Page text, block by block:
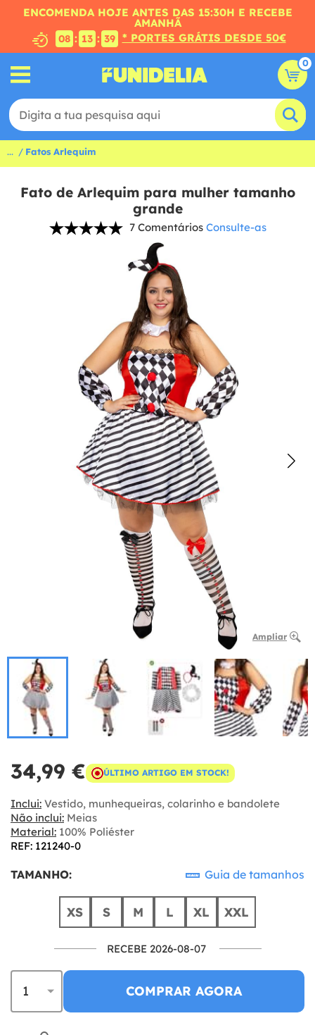
ENCOMENDA HOJE ANTES DAS 15:30H E RECEBE
AMANHÃ
08 : 13 : 38 * PORTES GRÁTIS DESDE 50€
0
... Fatos Arlequim
Fato de Arlequim para mulher tamanho
grande
7 Comentários Consulte-as
Ampliar
34,99 € ÚLTIMO ARTIGO EM STOCK!
Inclui: Vestido, munhequeiras, colarinho e bandolete
Não inclui: Meias
Material: 100% Poliéster
REF: 121240-0
TAMANHO: Guia de tamanhos
XS S M L XL XXL
RECEBE 2026-08-07
COMPRAR AGORA